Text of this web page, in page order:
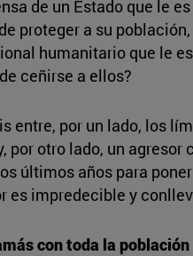
de un Estado que le
proteger a su
humanitario que le
ceñirse a ellos?
entre, por un lado, los
por otro lado, un
últimos años para
es impredecible y
con toda la población